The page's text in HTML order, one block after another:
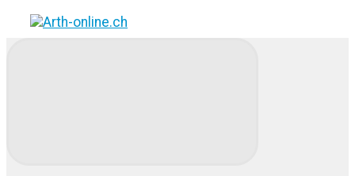
Zum
Hauptinhalt